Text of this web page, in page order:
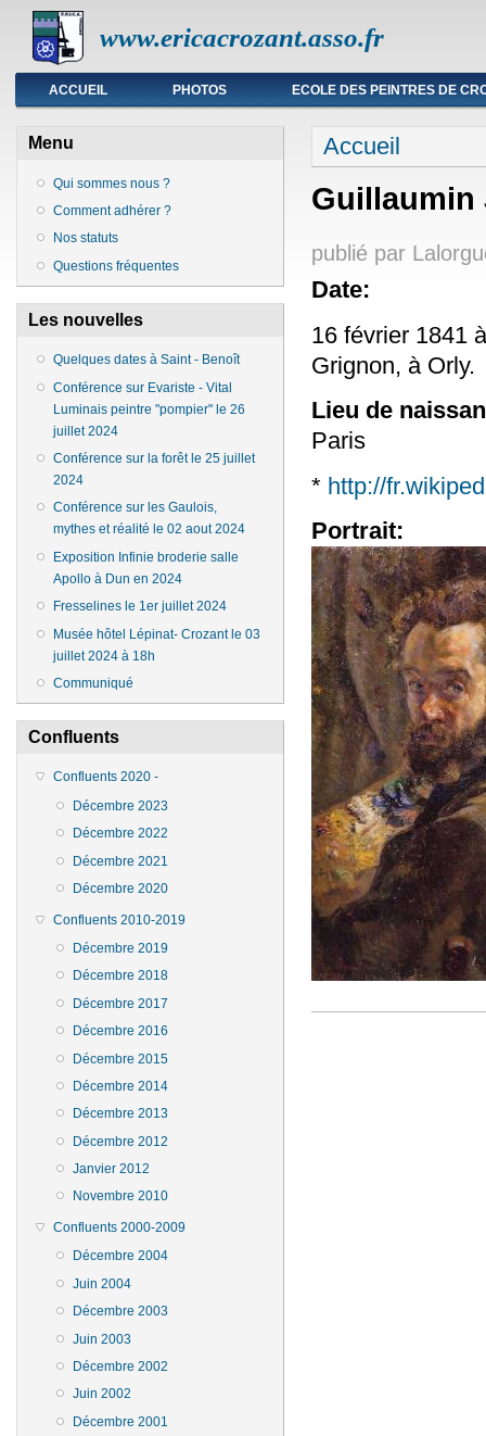
www.ericacrozant.asso.fr
Menu principal
ACCUEIL PHOTOS ECOLE DES PEINTRES DE
Menu
Qui sommes nous ?
Comment adhérer ?
Nos statuts
Questions fréquentes
Les nouvelles
Quelques dates à Saint - Benoît
Conférence sur Evariste - Vital
Luminais peintre "pompier" le 26
juillet 2024
Conférence sur la forêt le 25 juillet
2024
Conférence sur les Gaulois,
mythes et réalité le 02 aout 2024
Exposition Infinie broderie salle
Apollo à Dun en 2024
Fresselines le 1er juillet 2024
Musée hôtel Lépinat- Crozant le 03
juillet 2024 à 18h
Communiqué
Confluents
Confluents 2020 -
Décembre 2023
Décembre 2022
Décembre 2021
Décembre 2020
Confluents 2010-2019
Décembre 2019
Décembre 2018
Décembre 2017
Décembre 2016
Décembre 2015
Décembre 2014
Décembre 2013
Décembre 2012
Janvier 2012
Novembre 2010
Confluents 2000-2009
Décembre 2004
Juin 2004
Décembre 2003
Juin 2003
Décembre 2002
Juin 2002
Décembre 2001
Vous êtes ici
Accueil
Guillaumin
publié par
Date:
16 février 1841
Grignon, à Orly.
Lieu de
Paris
* http://
Portrait: